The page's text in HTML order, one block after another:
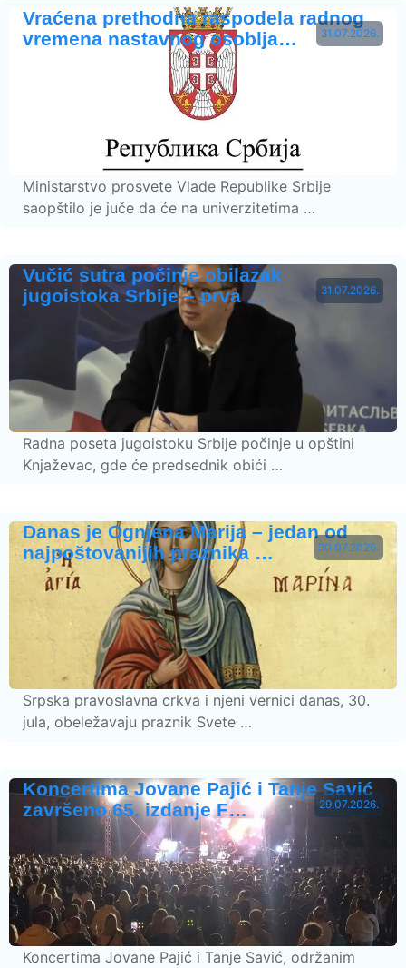
31.07.2026.
Vraćena prethodna raspodela radnog
vremena nastavnog osoblja…
Ministarstvo prosvete Vlade Republike Srbije
saopštilo je juče da će na univerzitetima …
31.07.2026.
Vučić sutra počinje obilazak
jugoistoka Srbije – prva …
Radna poseta jugoistoku Srbije počinje u opštini
Knjaževac, gde će predsednik obići …
30.07.2026.
Danas je Ognjena Marija – jedan od
najpoštovanijih praznika …
Srpska pravoslavna crkva i njeni vernici danas, 30.
jula, obeležavaju praznik Svete …
29.07.2026.
Koncertima Jovane Pajić i Tanje Savić
završeno 65. izdanje F…
Koncertima Jovane Pajić i Tanje Savić, održanim